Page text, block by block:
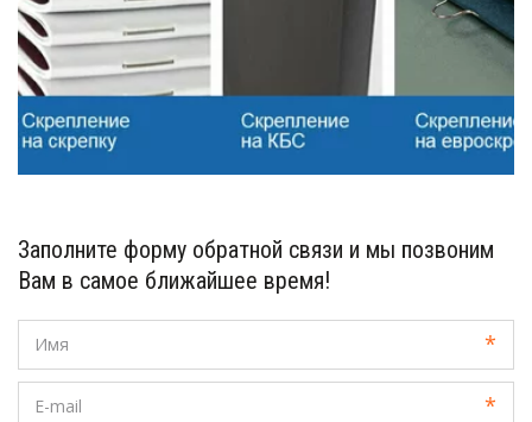
Заполните форму обратной связи и мы позвоним
Вам в самое ближайшее время!
*
*